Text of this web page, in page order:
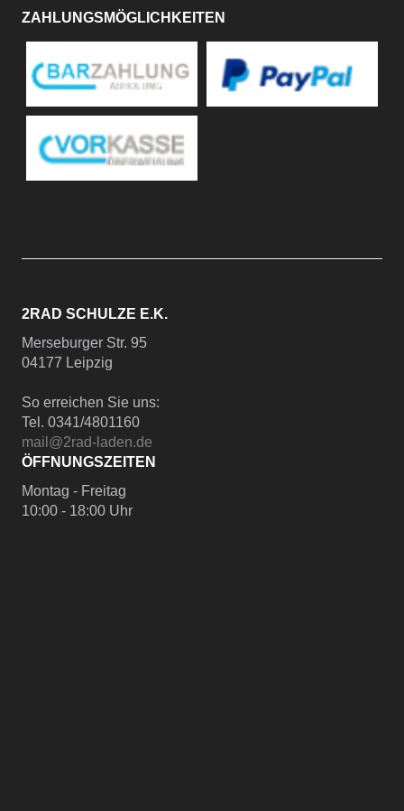
ZAHLUNGSMÖGLICHKEITEN
2RAD SCHULZE E.K.
Merseburger Str. 95
04177 Leipzig
So erreichen Sie uns:
Tel. 0341/4801160
mail@2rad-laden.de
ÖFFNUNGSZEITEN
Montag - Freitag
10:00 - 18:00 Uhr